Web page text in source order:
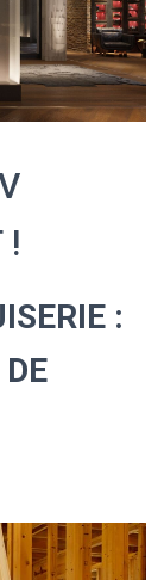
V
I
G
A
T
I
!
: